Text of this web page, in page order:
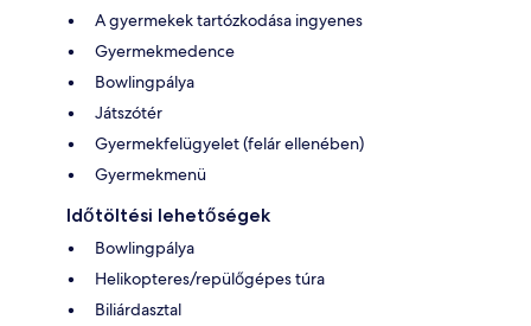
A gyermekek tartózkodása ingyenes
Gyermekmedence
Bowlingpálya
Játszótér
Gyermekfelügyelet (felár ellenében)
Gyermekmenü
Időtöltési lehetőségek
Bowlingpálya
Helikopteres/repülőgépes túra
Biliárdasztal